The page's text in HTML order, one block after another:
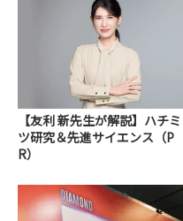
【友利 新先生が解説】ハチミ
ツ研究＆先進サイエンス（P
R）